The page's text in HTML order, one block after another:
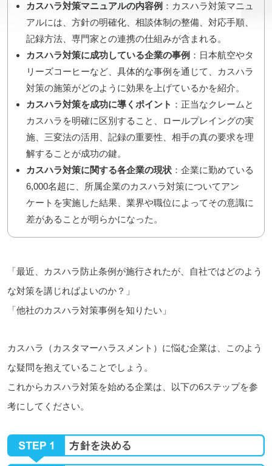
カスハラ対策マニュアルの内容例 ：カスハラ対策マニュ
アルには、方針の明確化、相談体制の整備、対応手順、
記録方法、専門家との連携の仕組みが含まれる。
カスハラ対策に成功している企業の事例 ：日本航空やタ
リーズコーヒーなど、具体的な事例を通じて、カスハラ
対策の施策がどのように効果を上げているかを紹介。
カスハラ対策を成功に導くポイント ：正当なクレームと
カスハラを明確に区別すること、ロールプレイングの実
施、三変法の活用、記録の重要性、相手の真の要求を理
解することが成功の鍵。
カスハラ対策に関する各企業の現状 ：企業に勤めている
6,000名超に、所属企業のカスハラ対策についてアン
ケートを実施した結果、業界や職位によってその意識に
差があることが明らかになった。
「最近、カスハラ防止条例が施行されたが、自社ではどのよう
な対策を講じればよいのか？」
「他社のカスハラ対策事例を知りたい」
カスハラ（カスタマーハラスメント）に悩む企業は、このよう
な疑問を抱えていることでしょう。
これからカスハラ対策を始める企業は、以下の6ステップを参
考にしてください。